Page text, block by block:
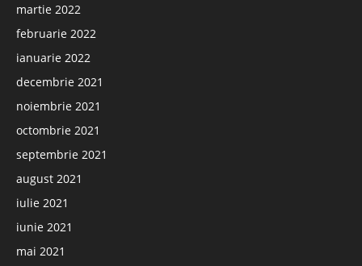
martie 2022
februarie 2022
ianuarie 2022
decembrie 2021
noiembrie 2021
octombrie 2021
septembrie 2021
august 2021
iulie 2021
iunie 2021
mai 2021